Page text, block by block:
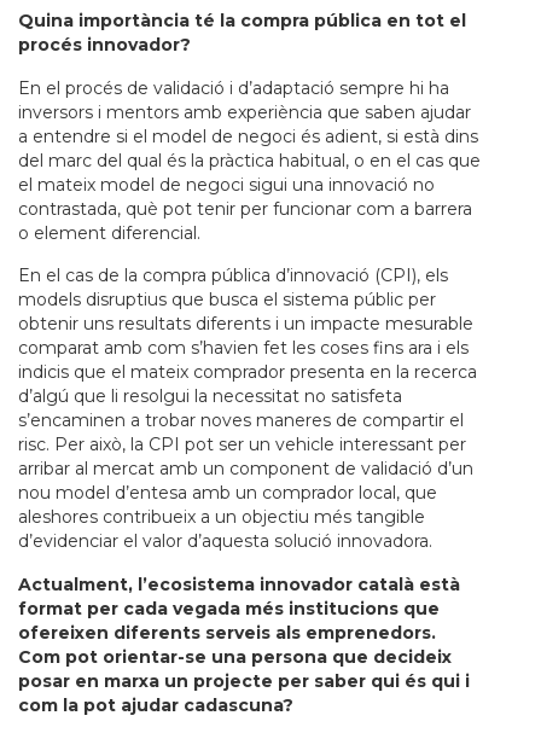
Quina importància té la compra pública en tot el
procés innovador?
En el procés de validació i d’adaptació sempre hi ha
inversors i mentors amb experiència que saben ajudar
a entendre si el model de negoci és adient, si està dins
del marc del qual és la pràctica habitual, o en el cas que
el mateix model de negoci sigui una innovació no
contrastada, què pot tenir per funcionar com a barrera
o element diferencial.
En el cas de la compra pública d’innovació (CPI), els
models disruptius que busca el sistema públic per
obtenir uns resultats diferents i un impacte mesurable
comparat amb com s’havien fet les coses fins ara i els
indicis que el mateix comprador presenta en la recerca
d’algú que li resolgui la necessitat no satisfeta
s’encaminen a trobar noves maneres de compartir el
risc. Per això, la CPI pot ser un vehicle interessant per
arribar al mercat amb un component de validació d’un
nou model d’entesa amb un comprador local, que
aleshores contribueix a un objectiu més tangible
d’evidenciar el valor d’aquesta solució innovadora.
Actualment, l’ecosistema innovador català està
format per cada vegada més institucions que
ofereixen diferents serveis als emprenedors.
Com pot orientar-se una persona que decideix
posar en marxa un projecte per saber qui és qui i
com la pot ajudar cadascuna?